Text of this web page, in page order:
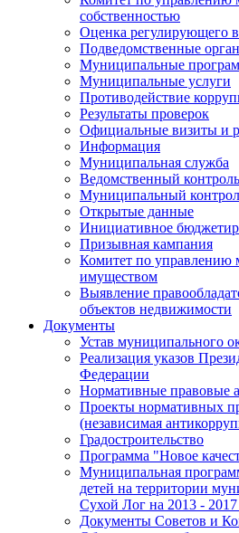
собственностью
Оценка регулирующего
Подведомственные
Муниципальные
Муниципальные услуги
Противодействие
Результаты проверок
Официальные визиты и
Информация
Муниципальная служба
Ведомственный контроль
Муниципальный
Открытые данные
Инициативное
Призывная кампания
Комитет по
имуществом
Выявление
объектов недвижимости
Документы
Устав муниципального
Реализация указов
Федерации
Нормативные правовые
Проекты нормативных
(независимая
Градостроительство
Программа "Новое
Муниципальная
детей на территории
Сухой Лог на 2013 -
Документы Советов и